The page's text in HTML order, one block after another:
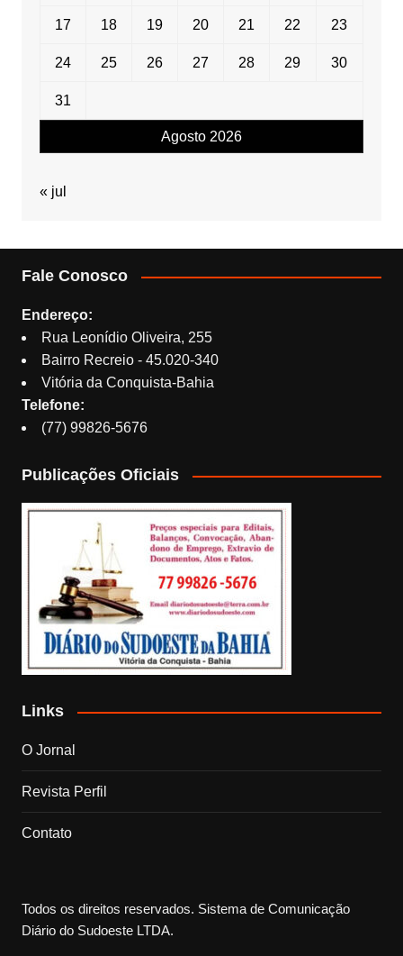
Agosto 2026
17 18 19 20 21 22 23
24 25 26 27 28 29 30
31
« jul
Fale Conosco
Endereço:
Rua Leonídio Oliveira, 255
Bairro Recreio - 45.020-340
Vitória da Conquista-Bahia
Telefone:
(77) 99826-5676
Publicações Oficiais
Links
O Jornal
Revista Perfil
Contato
Todos os direitos reservados. Sistema de Comunicação
Diário do Sudoeste LTDA.